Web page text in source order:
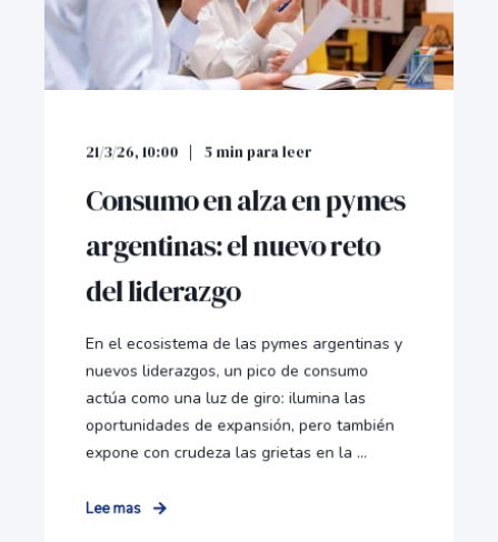
21/3/26, 10:00 5 min para leer
Consumo en alza en pymes
argentinas: el nuevo reto
del liderazgo
En el ecosistema de las pymes argentinas y
nuevos liderazgos, un pico de consumo
actúa como una luz de giro: ilumina las
oportunidades de expansión, pero también
expone con crudeza las grietas en la ...
Lee mas